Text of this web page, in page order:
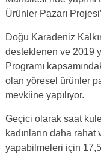
Ürünler Pazarı
Doğu Karadeniz
desteklenen ve 2019
Programı
olan yöresel ürünler
mevkiine yapılıyor.
Geçici olarak saat
kadınların daha
yapabilmeleri için